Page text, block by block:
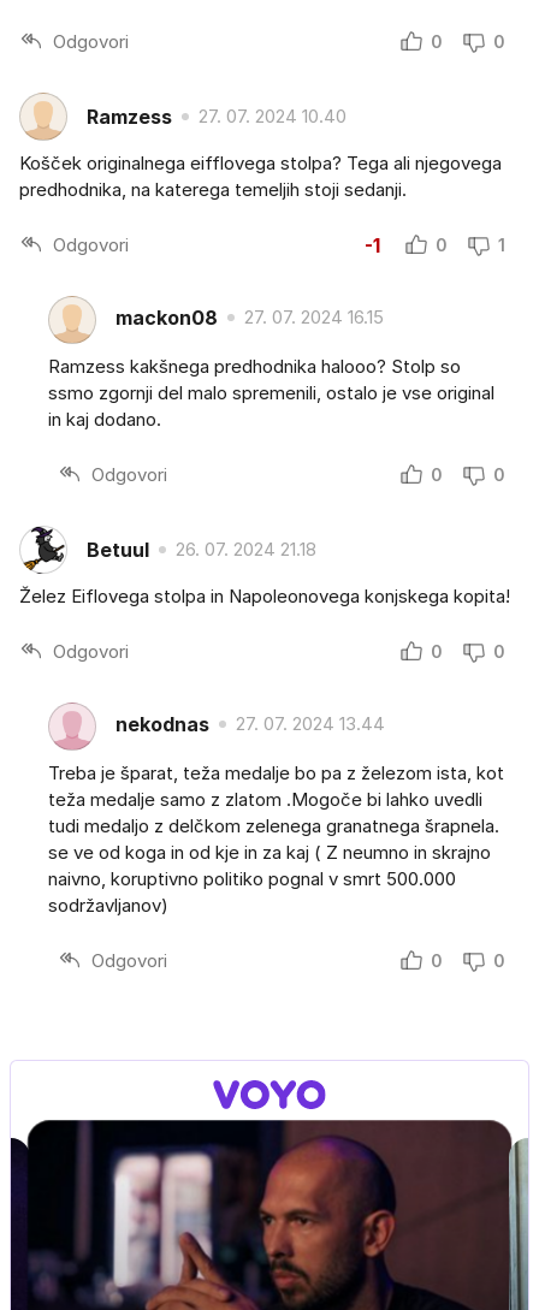
Odgovori 0 0
Ramzess 27. 07. 2024 10.40
Košček originalnega eifflovega stolpa? Tega ali njegovega
predhodnika, na katerega temeljih stoji sedanji.
Odgovori -1 0 1
mackon08 27. 07. 2024 16.15
Ramzess kakšnega predhodnika halooo? Stolp so
ssmo zgornji del malo spremenili, ostalo je vse original
in kaj dodano.
Odgovori 0 0
Betuul 26. 07. 2024 21.18
Želez Eiflovega stolpa in Napoleonovega konjskega kopita!
Odgovori 0 0
nekodnas 27. 07. 2024 13.44
Treba je šparat, teža medalje bo pa z železom ista, kot
teža medalje samo z zlatom .Mogoče bi lahko uvedli
tudi medaljo z delčkom zelenega granatnega šrapnela.
se ve od koga in od kje in za kaj ( Z neumno in skrajno
naivno, koruptivno politiko pognal v smrt 500.000
sodržavljanov)
Odgovori 0 0